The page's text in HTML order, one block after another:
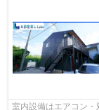
室内設備はエアコン